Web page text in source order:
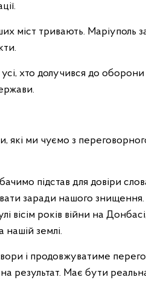
міст тривають. Маріуполь
хто долучився до
які ми чуємо з
підстав для довіри
заради нашого знищення.
вісім років війни на
нашій землі.
і продовжуватиме
результат. Має бути